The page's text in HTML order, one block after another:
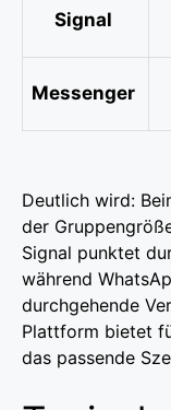
Signal
Messenger
Deutlich wird:
der
Signal punktet
während
durchgehende
Plattform bietet
das passende